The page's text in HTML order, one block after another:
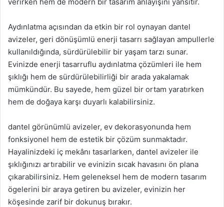
Aydınlatma açısından da etkin bir rol oynayan dantel
avizeler, geri dönüşümlü enerji tasarrı sağlayan ampullerle
kullanıldığında, sürdürülebilir bir yaşam tarzı sunar.
Evinizde enerji tasarruflu aydınlatma çözümleri ile hem
şıklığı hem de sürdürülebilirliği bir arada yakalamak
mümkündür. Bu sayede, hem güzel bir ortam yaratırken
hem de doğaya karşı duyarlı kalabilirsiniz.
dantel görünümlü avizeler, ev dekorasyonunda hem
fonksiyonel hem de estetik bir çözüm sunmaktadır.
Hayalinizdeki iç mekânı tasarlarken, dantel avizeler ile
şıklığınızı artırabilir ve evinizin sıcak havasını ön plana
çıkarabilirsiniz. Hem geleneksel hem de modern tasarım
ögelerini bir araya getiren bu avizeler, evinizin her
köşesinde zarif bir dokunuş bırakır.